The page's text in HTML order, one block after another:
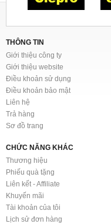
THÔNG TIN
Giới thiệu công ty
Giới thiệu website
Điều khoản sử dụng
Điều khoản bảo mật
Liên hệ
Trả hàng
Sơ đồ trang
CHỨC NĂNG KHÁC
Thương hiệu
Phiếu quà tặng
Liên kết - Affiliate
Khuyến mãi
Tài khoản của tôi
Lịch sử đơn hàng